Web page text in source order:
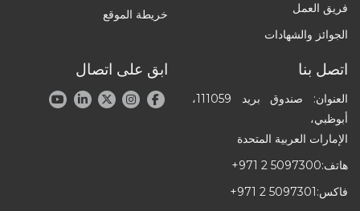
فريق العمل
الجوائز والشهادات
خريطة الموقع
اتصل بنا
العنوان: صندوق بريد 111059،
أبوظبي،
الإمارات العربية المتحدة
هاتف:+971 2 5097300
فاكس: +971 2 5097301
ابق على اتصال